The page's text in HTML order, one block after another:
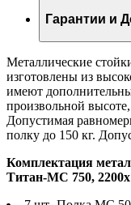
Гарантии и
Металлические
изготовлены из
имеют
произвольной
Допустимая
полку до 150 кг.
Комплектация
Титан-МС 750,